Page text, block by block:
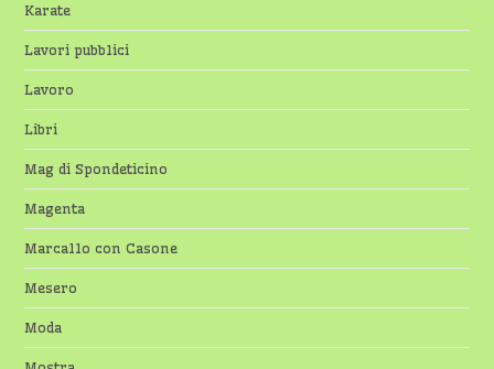
Karate
Lavori pubblici
Lavoro
Libri
Mag di Spondeticino
Magenta
Marcallo con Casone
Mesero
Moda